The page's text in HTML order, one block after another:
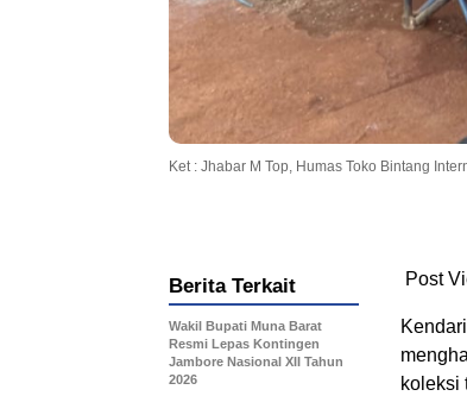
Ket : Jhabar M Top, Humas Toko Bintang
Post
koleksi
Berita Terkait
Wakil Bupati Muna Barat
Resmi Lepas Kontingen
Jambore Nasional XII Tahun
2026